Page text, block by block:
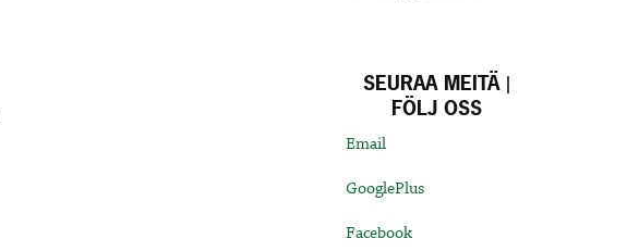
SEURAA MEITÄ |
FÖLJ OSS
Email
GooglePlus
Facebook